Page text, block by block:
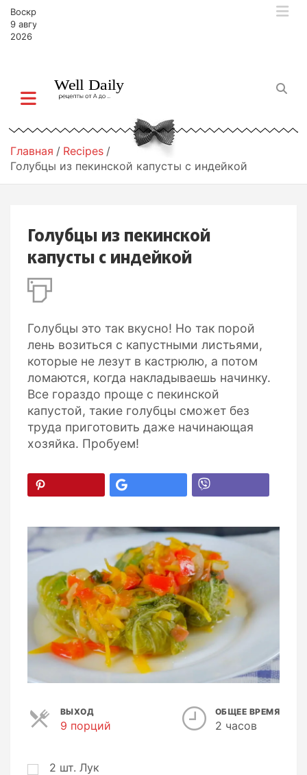
Воскресенье,
9 августа,
2026
Главная
Recipes
Голубцы из пекинской капусты с индейкой
Голубцы из пекинской
капусты с индейкой
Голубцы это так вкусно! Но так порой
лень возиться с капустными листьями,
которые не лезут в кастрюлю, а потом
ломаются, когда накладываешь начинку.
Все гораздо проще с пекинской
капустой, такие голубцы сможет без
труда приготовить даже начинающая
хозяйка. Пробуем!
ВЫХОД
9 порций
ОБЩЕЕ ВРЕМЯ
2 часов
2 шт. Лук